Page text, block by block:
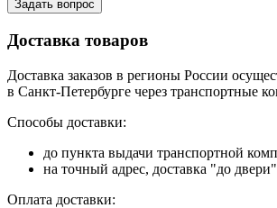
Задать вопрос
Доставка товаров
Доставка заказов в регионы России
в Санкт-Петербурге через транспортные
Способы доставки:
до пункта выдачи транспортной
на точный адрес, доставка "до
Оплата доставки: